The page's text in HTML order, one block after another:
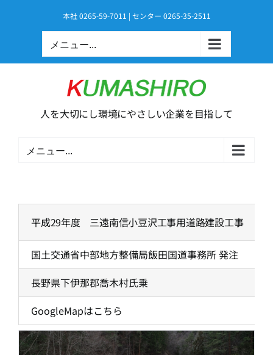
本社 0265-59-7011 | センター 0265-35-2511
メニュー...
人を大切にし環境にやさしい企業を目指して
メニュー...
平成29年度 三遠南信小豆沢工事用道路建設工事
国土交通省中部地方整備局飯田国道事務所 発注
長野県下伊那郡喬木村氏乗
GoogleMapはこちら